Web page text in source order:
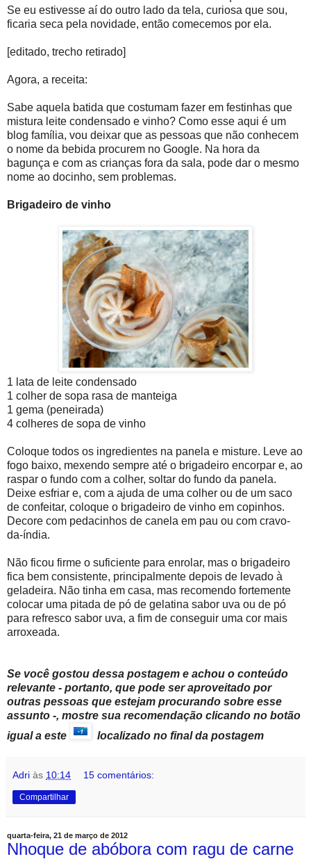
Se eu estivesse aí do outro lado da tela, curiosa que sou,
ficaria seca pela novidade, então comecemos por ela.
[editado, trecho retirado]
Agora, a receita:
Sabe aquela batida que costumam fazer em festinhas que
mistura leite condensado e vinho? Como esse aqui é um
blog família, vou deixar que as pessoas que não conhecem
o nome da bebida procurem no Google. Na hora da
bagunça e com as crianças fora da sala, pode dar o mesmo
nome ao docinho, sem problemas.
Brigadeiro de vinho
1 lata de leite condensado
1 colher de sopa rasa de manteiga
1 gema (peneirada)
4 colheres de sopa de vinho
Coloque todos os ingredientes na panela e misture. Leve ao
fogo baixo, mexendo sempre até o brigadeiro encorpar e, ao
raspar o fundo com a colher, soltar do fundo da panela.
Deixe esfriar e, com a ajuda de uma colher ou de um saco
de confeitar, coloque o brigadeiro de vinho em copinhos.
Decore com pedacinhos de canela em pau ou com cravo-
da-índia.
Não ficou firme o suficiente para enrolar, mas o brigadeiro
fica bem consistente, principalmente depois de levado à
geladeira. Não tinha em casa, mas recomendo fortemente
colocar uma pitada de pó de gelatina sabor uva ou de pó
para refresco sabor uva, a fim de conseguir uma cor mais
arroxeada.
Se você gostou dessa postagem e achou o conteúdo
relevante - portanto, que pode ser aproveitado por
outras pessoas que estejam procurando sobre esse
assunto -, mostre sua recomendação clicando no botão
igual a este
localizado no final da postagem
Adri às 10:14 15 comentários:
Compartilhar
quarta-feira, 21 de março de 2012
Nhoque de abóbora com ragu de carne